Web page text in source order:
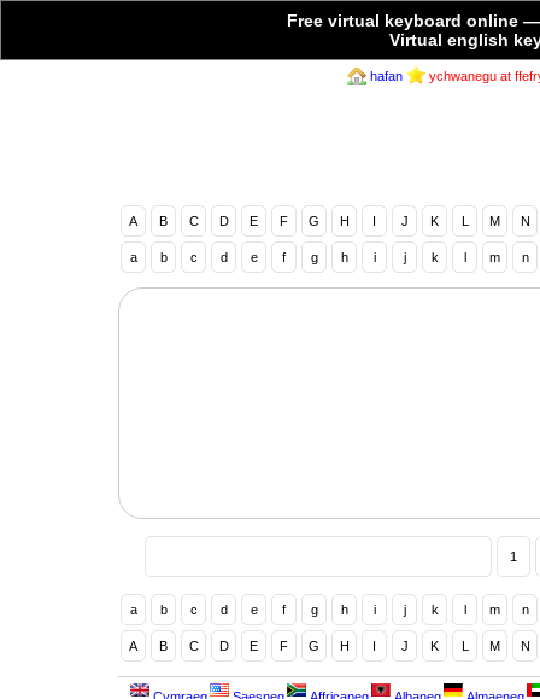
Free virtual keyboard online—
Virtual english
hafan ychwanegu at
A B C D E F G H I J K L M N
a b c d e f g h i j k l m n
1
a b c d e f g h i j k l m n
A B C D E F G H I J K L M N